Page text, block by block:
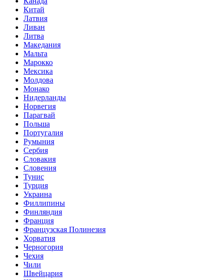
Китай
Латвия
Ливан
Литва
Македания
Мальта
Марокко
Мексика
Молдова
Монако
Нидерланды
Норвегия
Парагвай
Польша
Португалия
Румыния
Сербия
Словакия
Словения
Тунис
Турция
Украина
Филлипины
Финляндия
Франция
Французская Полинезия
Хорватия
Черногория
Чехия
Чили
Швейцария